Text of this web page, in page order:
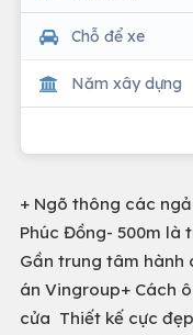
Chỗ để xe
Năm xây dựng
+ Ngõ thông các
Phúc Đồng- 500m là
Gần trung tâm hành
án Vingroup+ Cách
cửa Thiết kế cực